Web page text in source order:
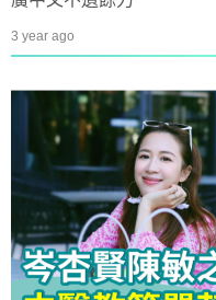
3 year ago